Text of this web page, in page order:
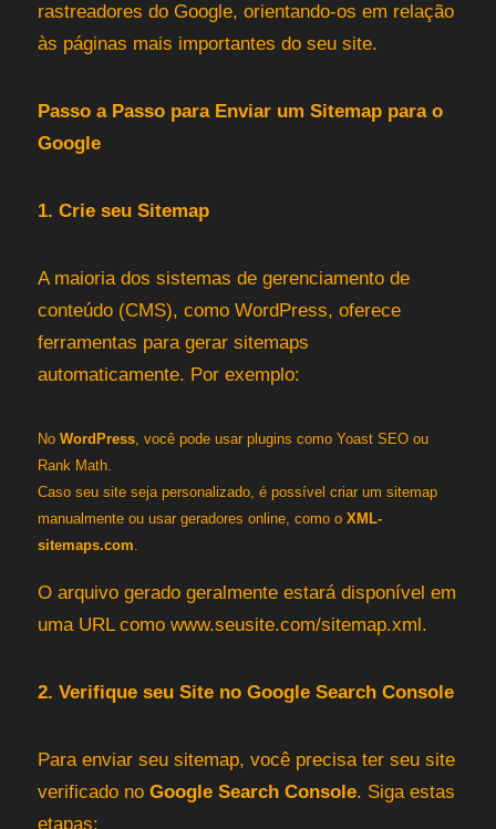
rastreadores do Google, orientando-os em relação
às páginas mais importantes do seu site.
Passo a Passo para Enviar um Sitemap para o
Google
1. Crie seu Sitemap
A maioria dos sistemas de gerenciamento de
conteúdo (CMS), como WordPress, oferece
ferramentas para gerar sitemaps
automaticamente. Por exemplo:
No WordPress, você pode usar plugins como Yoast SEO ou
Rank Math.
Caso seu site seja personalizado, é possível criar um sitemap
manualmente ou usar geradores online, como o XML-
sitemaps.com.
O arquivo gerado geralmente estará disponível em
uma URL como www.seusite.com/sitemap.xml.
2. Verifique seu Site no Google Search Console
Para enviar seu sitemap, você precisa ter seu site
verificado no Google Search Console. Siga estas
etapas: